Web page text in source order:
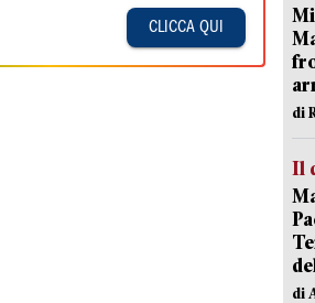
CLICCA QUI
di
Il
di